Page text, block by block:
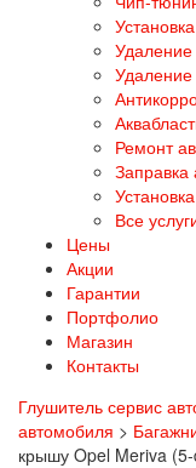
Удаление
Ремонт
Заправка
Все
Цены
Акции
Гарантии
Портфолио
Магазин
Контакты
Глушитель сервис
автомобиля >
крышу Opel Meriva